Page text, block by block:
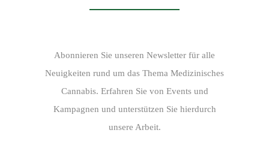
Abonnieren Sie unseren Newsletter für alle
Neuigkeiten rund um das Thema Medizinisches
Cannabis. Erfahren Sie von Events und
Kampagnen und unterstützen Sie hierdurch
unsere Arbeit.